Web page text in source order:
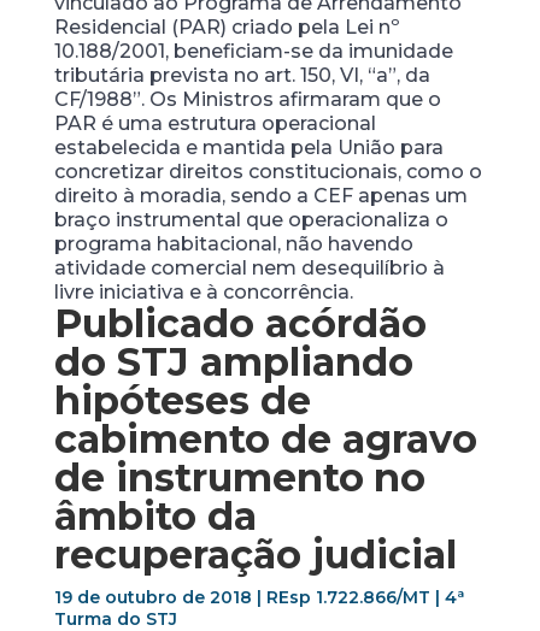
Residencial (PAR) criado pela Lei nº
10.188/2001, beneficiam-se da imunidade
tributária prevista no art. 150, VI, “a”, da
CF/1988”. Os Ministros afirmaram que o
PAR é uma estrutura operacional
estabelecida e mantida pela União para
concretizar direitos constitucionais, como o
direito à moradia, sendo a CEF apenas um
braço instrumental que operacionaliza o
programa habitacional, não havendo
atividade comercial nem desequilíbrio à
livre iniciativa e à concorrência.
Publicado acórdão
do STJ ampliando
hipóteses de
cabimento de agravo
de instrumento no
âmbito da
recuperação judicial
19 de outubro de 2018 | REsp 1.722.866/MT | 4ª
Turma do STJ